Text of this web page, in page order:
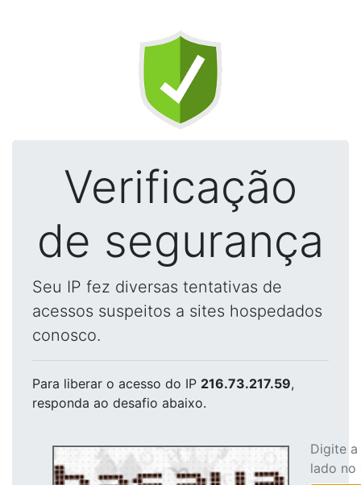
Verificação
de segurança
Seu IP fez diversas tentativas de
acessos suspeitos a sites hospedados
conosco.
Para liberar o acesso do IP 216.73.217.59,
responda ao desafio abaixo.
Digite
lado no